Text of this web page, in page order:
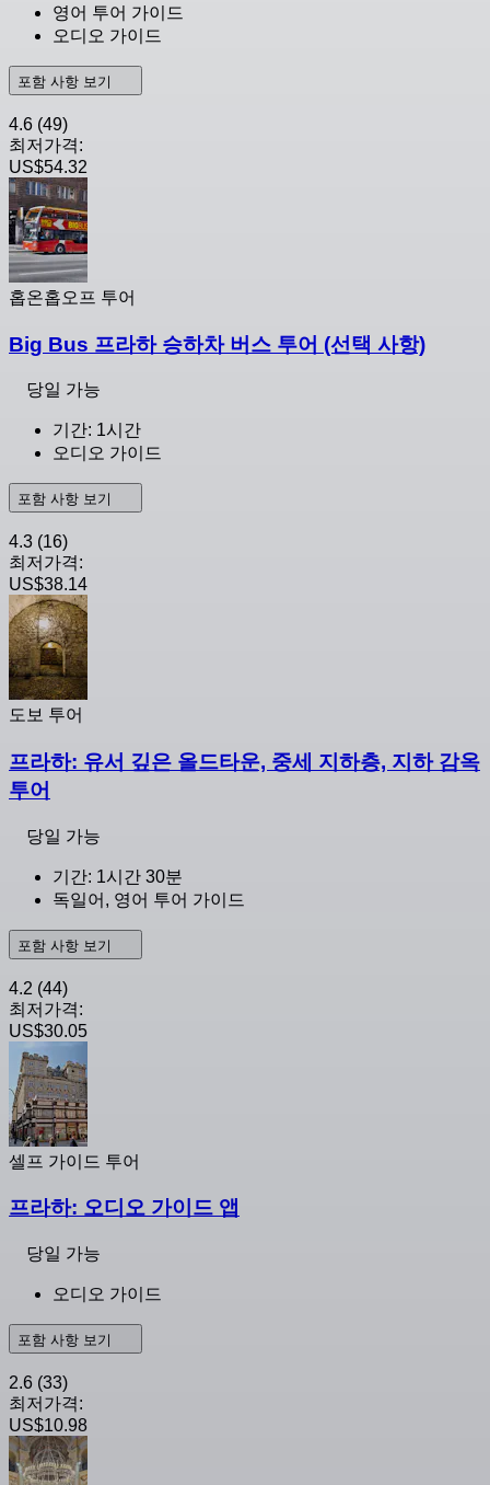
영어 투어 가이드
오디오 가이드
포함 사항 보기
4.6 (49)
최저가격:
US$54.32
홉온홉오프 투어
Big Bus 프라하 승하차 버스 투어 (선택 사항)
당일 가능
기간: 1시간
오디오 가이드
포함 사항 보기
4.3 (16)
최저가격:
US$38.14
도보 투어
프라하: 유서 깊은 올드타운, 중세 지하층, 지하 감옥
투어
당일 가능
기간: 1시간 30분
독일어, 영어 투어 가이드
포함 사항 보기
4.2 (44)
최저가격:
US$30.05
셀프 가이드 투어
프라하: 오디오 가이드 앱
당일 가능
오디오 가이드
포함 사항 보기
2.6 (33)
최저가격:
US$10.98